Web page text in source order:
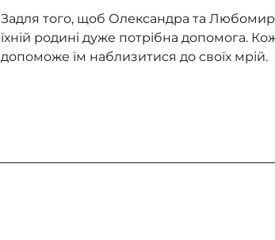
Задля того, щоб Олександра та Любомир
їхній родині дуже потрібна допомога.
допоможе їм наблизитися до своїх мрій.